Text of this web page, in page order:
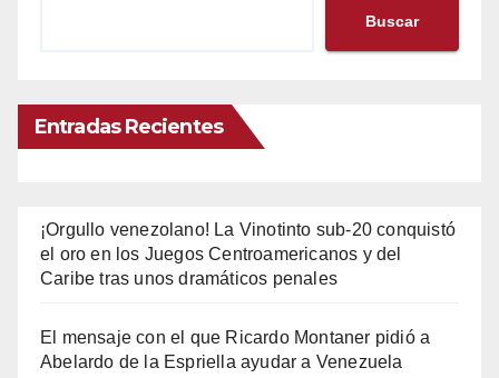
Buscar
Entradas Recientes
¡Orgullo venezolano! La Vinotinto sub-20 conquistó
el oro en los Juegos Centroamericanos y del
Caribe tras unos dramáticos penales
El mensaje con el que Ricardo Montaner pidió a
Abelardo de la Espriella ayudar a Venezuela